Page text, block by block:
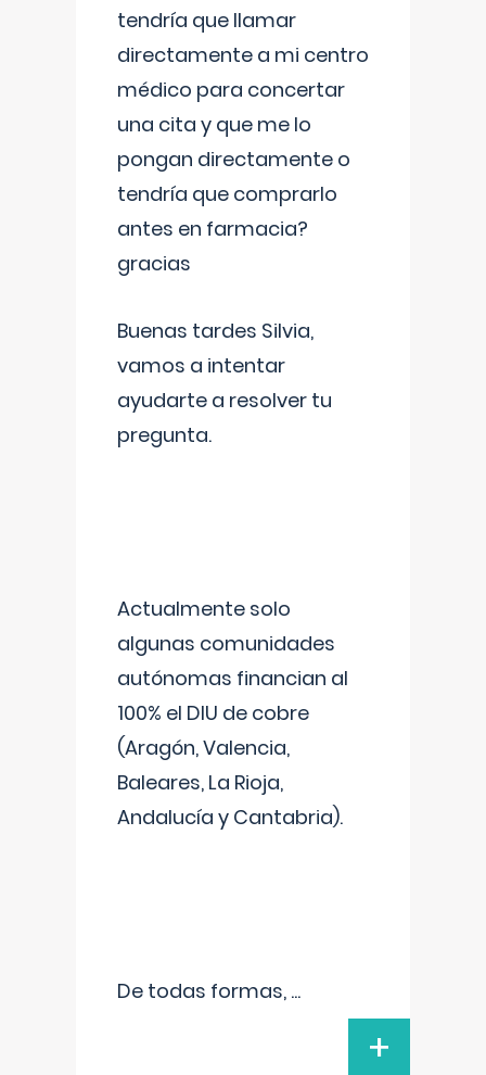
tendría que llamar
directamente a mi centro
médico para concertar
una cita y que me lo
pongan directamente o
tendría que comprarlo
antes en farmacia?
gracias
Buenas tardes Silvia,
vamos a intentar
ayudarte a resolver tu
pregunta.
Actualmente solo
algunas comunidades
autónomas financian al
100% el DIU de cobre
(Aragón, Valencia,
Baleares, La Rioja,
Andalucía y Cantabria).
De todas formas, ...
+